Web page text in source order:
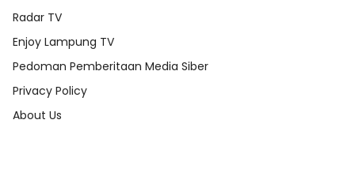
Radar TV
Enjoy Lampung TV
Pedoman Pemberitaan Media Siber
Privacy Policy
About Us